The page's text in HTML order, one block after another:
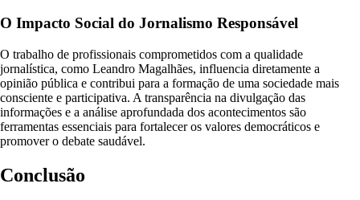
O Impacto Social do Jornalismo Responsável
O trabalho de profissionais comprometidos com a qualidade
jornalística, como Leandro Magalhães, influencia diretamente a
opinião pública e contribui para a formação de uma sociedade mais
consciente e participativa. A transparência na divulgação das
informações e a análise aprofundada dos acontecimentos são
ferramentas essenciais para fortalecer os valores democráticos e
promover o debate saudável.
Conclusão